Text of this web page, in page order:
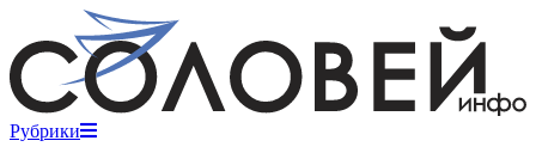
Рубрики